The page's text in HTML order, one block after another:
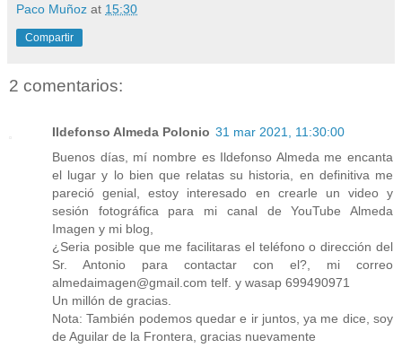
Paco Muñoz at 15:30
Compartir
2 comentarios:
Ildefonso Almeda Polonio 31 mar 2021, 11:30:00
Buenos días, mí nombre es Ildefonso Almeda me encanta
el lugar y lo bien que relatas su historia, en definitiva me
pareció genial, estoy interesado en crearle un video y
sesión fotográfica para mi canal de YouTube Almeda
Imagen y mi blog,
¿Seria posible que me facilitaras el teléfono o dirección del
Sr. Antonio para contactar con el?, mi correo
almedaimagen@gmail.com telf. y wasap 699490971
Un millón de gracias.
Nota: También podemos quedar e ir juntos, ya me dice, soy
de Aguilar de la Frontera, gracias nuevamente